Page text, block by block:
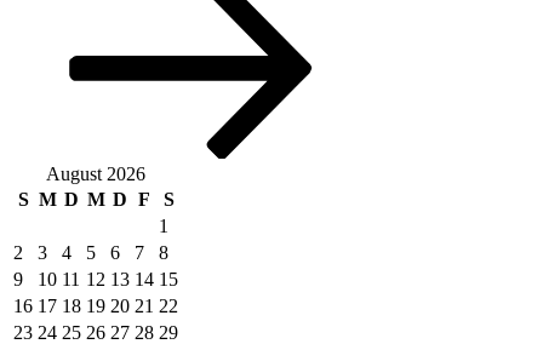
August 2026
S M D M D F
S
1
2
3 4 5 6 7
8
9
10 11 12 13 14 15
16 17 18 19 20 21 22
23 24 25 26 27 28 29